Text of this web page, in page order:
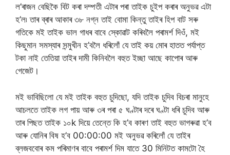
ল’ৰাজন বেছিকৈ বিট কৰা দম্পতী এটাৰ পৰা তাইক চুইপ কৰাৰ অনুভৱ এটা
হ’ল৷ তাৰ ব্ৰাৰ আকাৰ ৩৮ নগ্ন তাই বোমা কিন্তু তাইৰ হিপ বাট সৰু
গতিকে মই তাইক ভাল গাধৰ বাবে স্কোৱাট কৰিবলৈ পৰামৰ্শ দিওঁ, মই
কিছুমান সমস্যাৰ সন্মুখীন হ’বলৈ ধৰিলোঁ যে তাই কয় মোৰ হাতত পৰ্যাপ্ত
টকা নাই তেতিয়া তাইৰ দামী কিনিবলৈ বহুত ইচ্ছা আছে কাপোৰ আৰু
গেজেট।
মই ভাবিছিলো যে মই তাইক বহুত চুদিছো, যদি তাইক চুদিব বিচৰা মানুহে
আচলতে তাইক লগ পায় আৰু ৩ৰ পৰা ৫ ঘণ্টাৰ দৰে ঘণ্টা ধৰি চুদিব আৰু
তাৰ পিছত তাইক ১০k দিয়ে তেন্তে কি হ’ব কাৰণ তাই বহুত ভাগৰুৱা হ’ব
আৰু যোনিৰ বিষ হ’ব 00:00:00 মই অনুভৱ কৰিলোঁ যে তাইৰ
ব্লজববোৰ কম পৰিমাণৰ বাবে পৰামৰ্শ দিম যাতে 30 মিনিটত কামটো হৈ